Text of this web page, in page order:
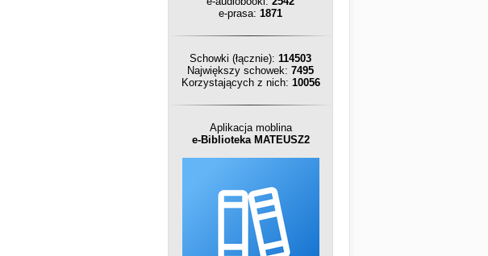
e-prasa: 1871
Schowki (łącznie): 114503
Największy schowek: 7495
Korzystających z nich: 10056
Aplikacja moblina
e-Biblioteka MATEUSZ2